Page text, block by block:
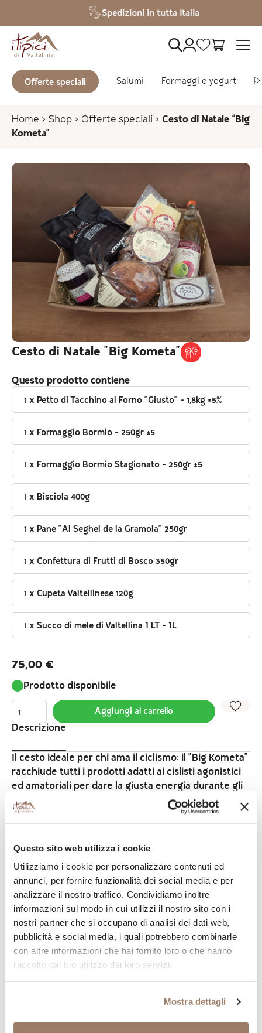
Questo sito web utilizza i cookie
Utilizziamo i cookie per personalizzare contenuti ed
annunci, per fornire funzionalità dei social media e per
analizzare il nostro traffico. Condividiamo inoltre
informazioni sul modo in cui utilizzi il nostro sito con i
nostri partner che si occupano di analisi dei dati web,
pubblicità e social media, i quali potrebbero combinarle
con altre informazioni che hai fornito loro o che hanno
raccolto dal tuo utilizzo dei loro servizi.
Mostra dettagli
Spedizioni in tutta Italia
Offerte speciali Salumi Formaggi e yogurt
Home > Shop > Offerte speciali > Cesto di Natale “Big
Kometa”
Cesto di Natale "Big Kometa"
Questo prodotto contiene
1 x Petto di Tacchino al Forno "Giusto" - 1,8kg ±5%
1 x Formaggio Bormio - 250gr ±5
1 x Formaggio Bormio Stagionato - 250gr ±5
1 x Bisciola 400g
1 x Pane "Al Seghel de la Gramola" 250gr
1 x Confettura di Frutti di Bosco 350gr
1 x Cupeta Valtellinese 120g
1 x Succo di mele di Valtellina 1 LT - 1L
75,00 €
Prodotto disponibile
Aggiungi al carrello
Descrizione
Il cesto ideale per chi ama il ciclismo: il "Big Kometa"
racchiude tutti i prodotti adatti ai cislisti agonistici
ed amatoriali per dare la giusta energia durante gli
allenamenti senza rinunciare al gusto e alla qualità.
La box "Big Kometa" contiene:
morbido, leggero e dal sapore inconfondibile a
cottura lenta e dall'inconfodibile crosticina
caramellata;
formaggio Bormio giovane, prodotto caseario
della Magnifica Terra dalla media stagionatura,
con latte di montagna;
formaggio Bormio stagionato, formaggio
stagionato, dal più forte e gustoso dato dalla
stagionatura;
confettura extra di frutti di bosco, preparata con i